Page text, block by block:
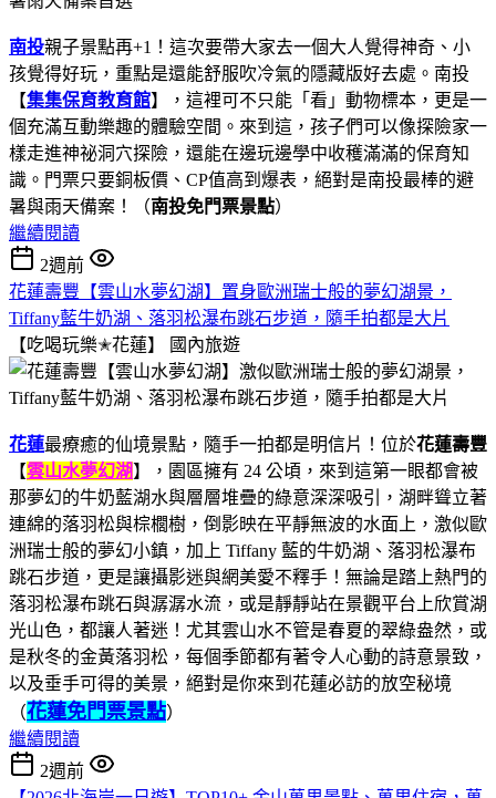
南投親子景點再+1！這次要帶大家去一個大人覺得神奇、小
孩覺得好玩，重點是還能舒服吹冷氣的隱藏版好去處。南投
【集集保育教育館】，這裡可不只能「看」動物標本，更是一
個充滿互動樂趣的體驗空間。來到這，孩子們可以像探險家一
樣走進神祕洞穴探險，還能在邊玩邊學中收穫滿滿的保育知
識。門票只要銅板價、CP值高到爆表，絕對是南投最棒的避
暑與雨天備案！（南投免門票景點）
繼續閱讀
2週前
花蓮壽豐【雲山水夢幻湖】置身歐洲瑞士般的夢幻湖景，
Tiffany藍牛奶湖、落羽松瀑布跳石步道，隨手拍都是大片
【吃喝玩樂✭花蓮】
國內旅遊
花蓮最療癒的仙境景點，隨手一拍都是明信片！位於花蓮壽豐
【雲山水夢幻湖】，園區擁有 24 公頃，來到這第一眼都會被
那夢幻的牛奶藍湖水與層層堆疊的綠意深深吸引，湖畔聳立著
連綿的落羽松與棕櫚樹，倒影映在平靜無波的水面上，激似歐
洲瑞士般的夢幻小鎮，加上 Tiffany 藍的牛奶湖、落羽松瀑布
跳石步道，更是讓攝影迷與網美愛不釋手！無論是踏上熱門的
落羽松瀑布跳石與潺潺水流，或是靜靜站在景觀平台上欣賞湖
光山色，都讓人著迷！尤其雲山水不管是春夏的翠綠盎然，或
是秋冬的金黃落羽松，每個季節都有著令人心動的詩意景致，
以及垂手可得的美景，絕對是你來到花蓮必訪的放空秘境
（花蓮免門票景點）
繼續閱讀
2週前